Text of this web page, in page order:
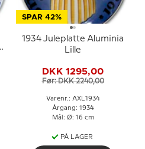
SPAR 42%
1934 Juleplatte Aluminia
Lille
DKK 1295,00
Før: DKK 2240,00
Varenr.: AXL1934
Årgang: 1934
Mål: Ø: 16 cm
PÅ LAGER